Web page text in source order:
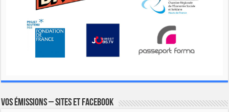
Vos émissions – Sites et Facebook